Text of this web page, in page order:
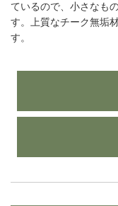
ているので、小さなも
す。上質なチーク無垢
す。